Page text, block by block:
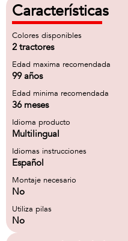
Características
Colores disponibles
2 tractores
Edad maxima recomendada
99 años
Edad minima recomendada
36 meses
Idioma producto
Multilingual
Idiomas instrucciones
Español
Montaje necesario
No
Utiliza pilas
No